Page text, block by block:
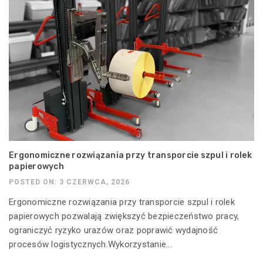
Ergonomiczne rozwiązania przy transporcie szpul i rolek
papierowych
POSTED ON: 3 CZERWCA, 2026
Ergonomiczne rozwiązania przy transporcie szpul i rolek
papierowych pozwalają zwiększyć bezpieczeństwo pracy,
ograniczyć ryzyko urazów oraz poprawić wydajność
procesów logistycznych.Wykorzystanie...